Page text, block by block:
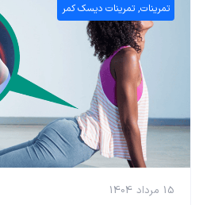
تمرینات, تمرینات دیسک کمر
15 مرداد 1404